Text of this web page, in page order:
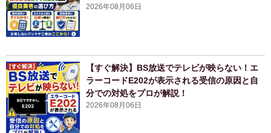
2026年08月06日
【すぐ解決】BS放送でテレビが映らない！エ
ラーコードE202が表示される受信の原因と自
分での対処をプロが解説！
2026年08月06日